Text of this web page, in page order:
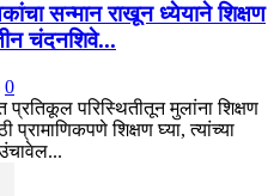
सन्मान राखून ध्येयाने शिक्षण
चंदनशिवे...
0
परिस्थितीतून मुलांना शिक्षण
प्रामाणिकपणे शिक्षण घ्या, त्यांच्या